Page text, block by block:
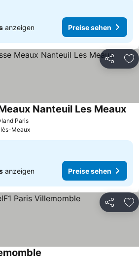
anzeigen Preise sehen
Teilen
ParisPreise sehen
Nanteuil Les Meaux
Meaux
anzeigen Preise sehen
Teilen